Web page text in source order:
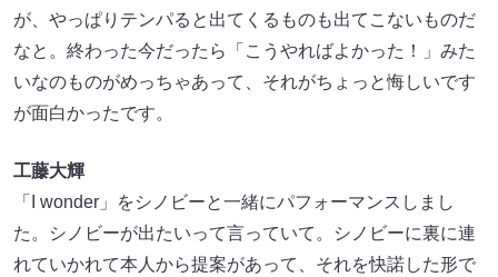
が、やっぱりテンパると出てくるものも出てこないものだ
なと。終わった今だったら「こうやればよかった！」みた
いなのものがめっちゃあって、それがちょっと悔しいです
が面白かったです。
工藤大輝
「I wonder」をシノビーと一緒にパフォーマンスしまし
た。シノビーが出たいって言っていて。シノビーに裏に連
れていかれて本人から提案があって、それを快諾した形で